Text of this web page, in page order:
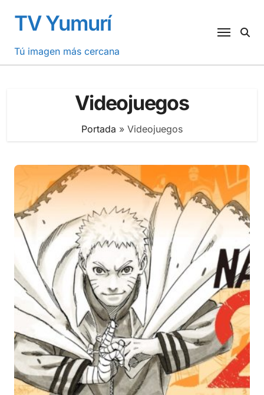
contenido
TV Yumurí
Tú imagen más cercana
Videojuegos
Portada » Videojuegos